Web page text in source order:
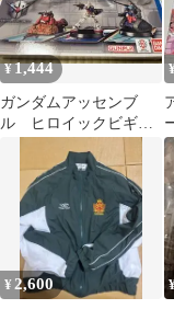
¥1,444
ガンダムアッセンブ
ル ヒロイックビギニ
¥ 2,600